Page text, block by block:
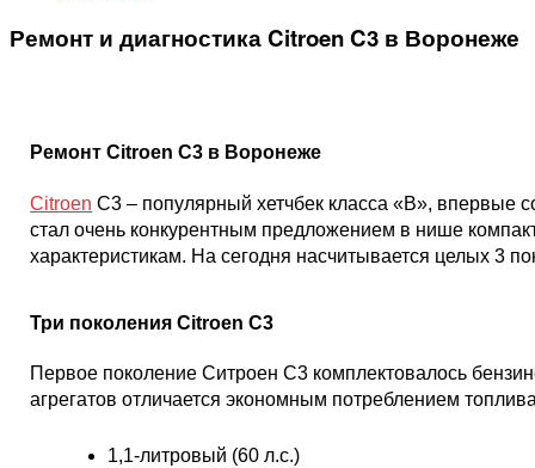
Ремонт и диагностика Citroen C3 в Воронеже
Ремонт Citroen C3 в Воронеже
Citroen C3 – популярный хетчбек класса «B», впервые
стал очень конкурентным предложением в нише
характеристикам. На сегодня насчитывается целых 3
Три поколения Citroen C3
Первое поколение Ситроен С3 комплектовалось
агрегатов отличается экономным потреблением
1,1-литровый (60 л.с.)